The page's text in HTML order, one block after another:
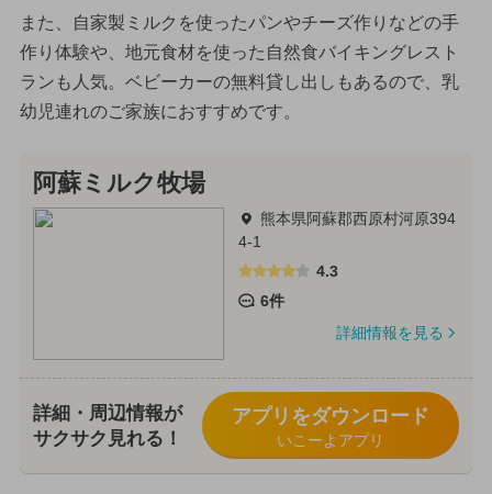
また、自家製ミルクを使ったパンやチーズ作りなどの手
作り体験や、地元食材を使った自然食バイキングレスト
ランも人気。ベビーカーの無料貸し出しもあるので、乳
幼児連れのご家族におすすめです。
阿蘇ミルク牧場
熊本県阿蘇郡西原村河原394
4-1
4.3
6件
詳細情報を見る
詳細・周辺情報が
サクサク見れる！
アプリをダウンロード
いこーよアプリ